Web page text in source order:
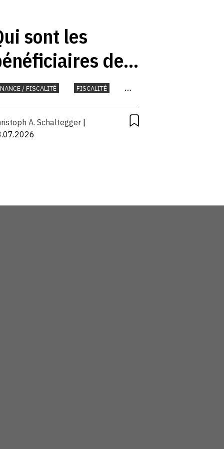
sont les
des
/ FISCALITÉ
FISCALITÉ
A. Schaltegger |